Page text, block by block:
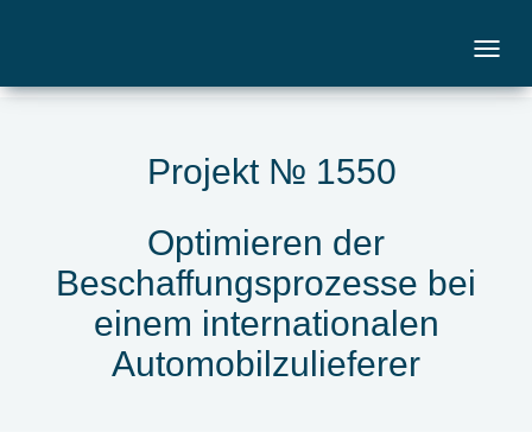
Projekt № 1550
Optimieren der
Beschaffungsprozesse bei
einem internationalen
Automobilzulieferer